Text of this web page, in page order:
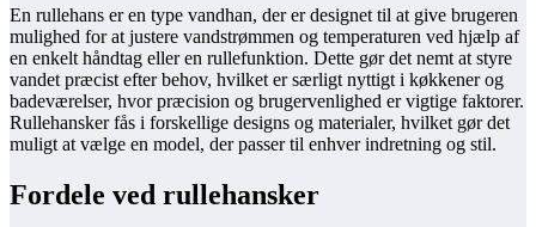
En rullehans er en type vandhan, der er designet til at give brugeren
mulighed for at justere vandstrømmen og temperaturen ved hjælp af
en enkelt håndtag eller en rullefunktion. Dette gør det nemt at styre
vandet præcist efter behov, hvilket er særligt nyttigt i køkkener og
badeværelser, hvor præcision og brugervenlighed er vigtige faktorer.
Rullehansker fås i forskellige designs og materialer, hvilket gør det
muligt at vælge en model, der passer til enhver indretning og stil.
Fordele ved rullehansker